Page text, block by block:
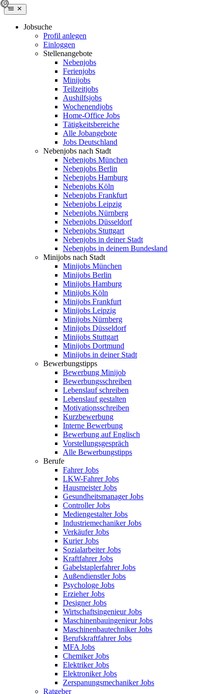
Jobsuche
Profil anlegen
Einloggen
Stellenangebote
Nebenjobs
Ferienjobs
Minijobs
Teilzeitjobs
Aushilfsjobs
Wochenendjobs
Home-Office Jobs
Tätigkeitsbereiche
Alle Jobangebote
Jobs Deutschland
Nebenjobs nach Stadt
Nebenjobs München
Nebenjobs Berlin
Nebenjobs Hamburg
Nebenjobs Köln
Nebenjobs Frankfurt
Nebenjobs Leipzig
Nebenjobs Nürnberg
Nebenjobs Düsseldorf
Nebenjobs Stuttgart
Nebenjobs in deiner Stadt
Nebenjobs in deinem Bundesland
Minijobs nach Stadt
Minijobs München
Minijobs Berlin
Minijobs Hamburg
Minijobs Köln
Minijobs Frankfurt
Minijobs Leipzig
Minijobs Nürnberg
Minijobs Düsseldorf
Minijobs Stuttgart
Minijobs Dortmund
Minijobs in deiner Stadt
Bewerbungstipps
Bewerbung Minijob
Bewerbungsschreiben
Lebenslauf schreiben
Lebenslauf gestalten
Motivationsschreiben
Kurzbewerbung
Interne Bewerbung
Bewerbung auf Englisch
Vorstellungsgespräch
Alle Bewerbungstipps
Berufe
Fahrer Jobs
LKW-Fahrer Jobs
Hausmeister Jobs
Gesundheitsmanager Jobs
Controller Jobs
Mediengestalter Jobs
Industriemechaniker Jobs
Verkäufer Jobs
Kurier Jobs
Sozialarbeiter Jobs
Kraftfahrer Jobs
Gabelstaplerfahrer Jobs
Außendienstler Jobs
Psychologe Jobs
Erzieher Jobs
Designer Jobs
Wirtschaftsingenieur Jobs
Maschinenbauingenieur Jobs
Maschinenbautechniker Jobs
Berufskraftfahrer Jobs
MFA Jobs
Chemiker Jobs
Elektriker Jobs
Elektroniker Jobs
Zerspanungsmechaniker Jobs
Ratgeber